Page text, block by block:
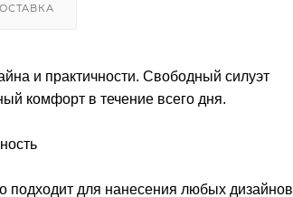
и практичности. Свободный силуэт
комфорт в течение всего дня.
подходит для нанесения любых дизайнов